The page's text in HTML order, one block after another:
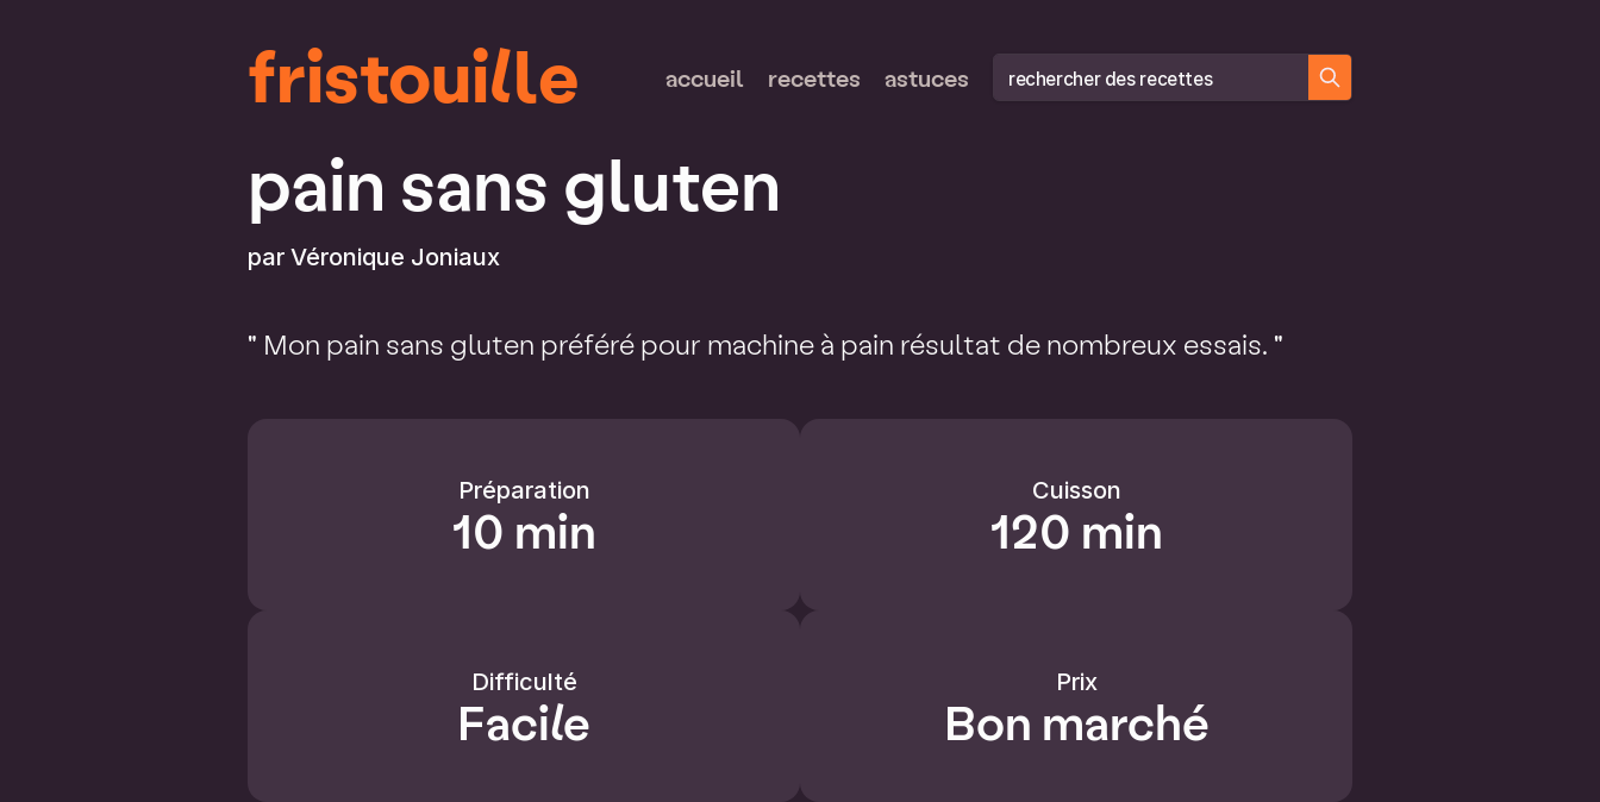
fristouille accueil recettes astuces rechercher des recettes
pain sans gluten
par Véronique Joniaux
" Mon pain sans gluten préféré pour machine à pain résultat de nombreux essais. "
Préparation
10 min
Cuisson
120 min
Difficulté
Facile
Prix
Bon marché